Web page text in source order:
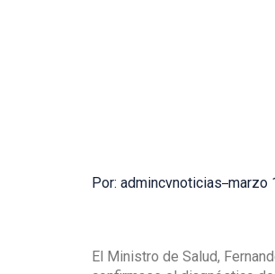
Por: admincvnoticias marzo
El Ministro de Salud,